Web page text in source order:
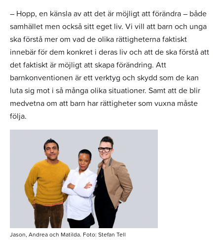
– Hopp, en känsla av att det är möjligt att förändra – både
samhället men också sitt eget liv. Vi vill att barn och unga
ska förstå mer om vad de olika rättigheterna faktiskt
innebär för dem konkret i deras liv och att de ska förstå att
det faktiskt är möjligt att skapa förändring. Att
barnkonventionen är ett verktyg och skydd som de kan
luta sig mot i så många olika situationer. Samt att de blir
medvetna om att barn har rättigheter som vuxna måste
följa.
Jason, Andrea och Matilda. Foto: Stefan Tell